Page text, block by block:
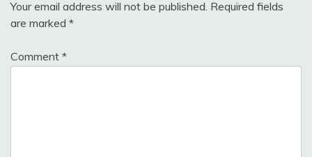
Your email address will not be published. Required fields
are marked *
Comment *